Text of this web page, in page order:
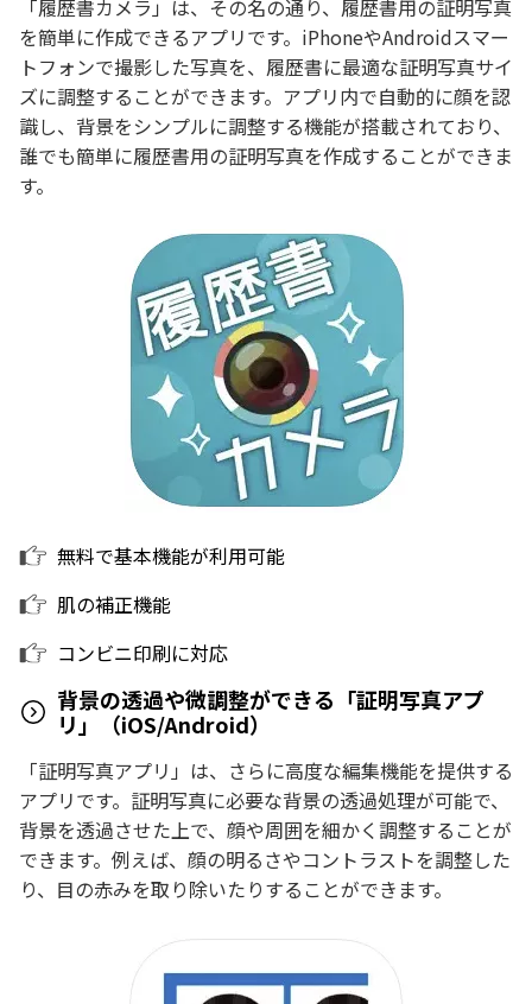
「履歴書カメラ」は、その名の通り、履歴書用の証明写真
を簡単に作成できるアプリです。iPhoneやAndroidスマー
トフォンで撮影した写真を、履歴書に最適な証明写真サイ
ズに調整することができます。アプリ内で自動的に顔を認
識し、背景をシンプルに調整する機能が搭載されており、
誰でも簡単に履歴書用の証明写真を作成することができま
す。
無料で基本機能が利用可能
肌の補正機能
コンビニ印刷に対応
背景の透過や微調整ができる「証明写真アプ
リ」（iOS/Android）
「証明写真アプリ」は、さらに高度な編集機能を提供する
アプリです。証明写真に必要な背景の透過処理が可能で、
背景を透過させた上で、顔や周囲を細かく調整することが
できます。例えば、顔の明るさやコントラストを調整した
り、目の赤みを取り除いたりすることができます。